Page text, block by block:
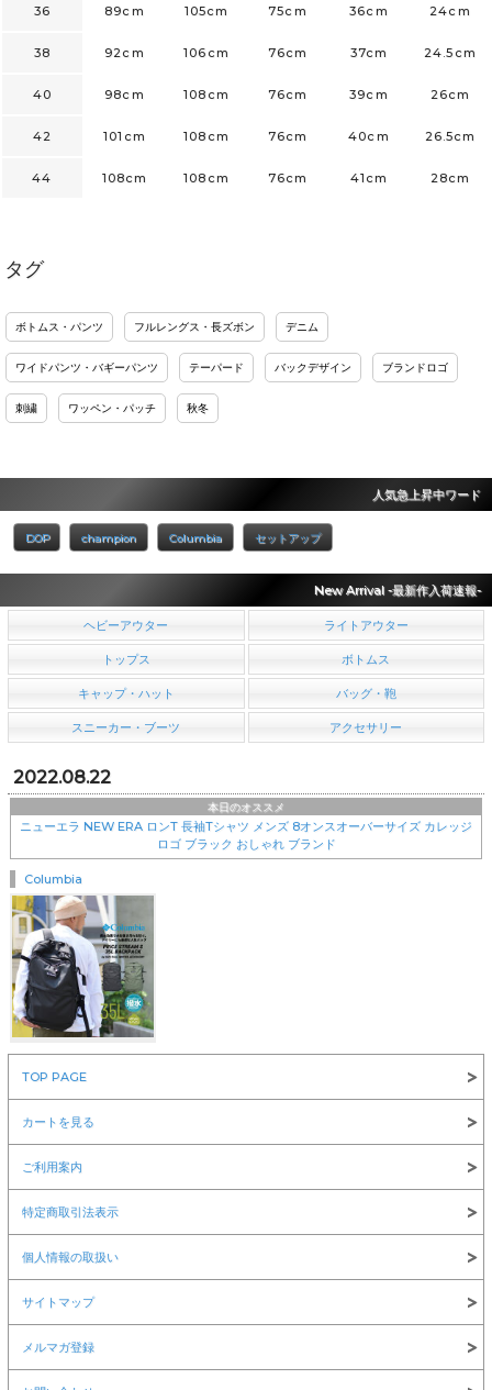
36 89cm 105cm 75cm 36cm 24cm
38 92cm 106cm 76cm 37cm 24.5cm
40 98cm 108cm 76cm 39cm 26cm
42 101cm 108cm 76cm 40cm 26.5cm
44 108cm 108cm 76cm 41cm 28cm
タグ
ボトムス・パンツ フルレングス・長ズボン デニム
ワイドパンツ・バギーパンツ テーパード バックデザイン ブランドロゴ
刺繍 ワッペン・パッチ 秋冬
人気急上昇中ワード
DOP champion Columbia セットアップ
New Arrival -最新作入荷速報-
ヘビーアウター ライトアウター
トップス ボトムス
キャップ・ハット バッグ・鞄
スニーカー・ブーツ アクセサリー
2022.08.22
本日のオススメ
ニューエラ NEW ERA ロンT 長袖Tシャツ メンズ 8オンスオーバーサイズ カレッジ
ロゴ ブラック おしゃれ ブランド
Columbia
NEW ERA(ニューエラ)
TOP PAGE
カートを見る
ご利用案内
特定商取引法表示
個人情報の取扱い
サイトマップ
メルマガ登録